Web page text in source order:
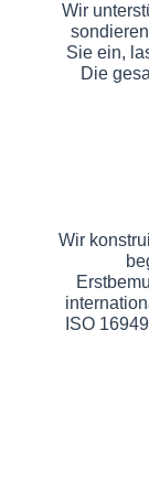
Wir
Sie ein,
Die
Wir
ISO